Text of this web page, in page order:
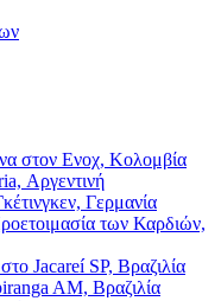
στον Ενοχ, Κολομβία
Αργεντινή
Γερμανία
των Καρδιών,
Jacareí SP, Βραζιλία
AM, Βραζιλία